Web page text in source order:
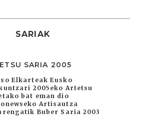
SARIAK
SARIA 2005
Elkarteak Eusko
2005eko Artetsu
bat eman dio
Artisautza
Buber Saria 2003